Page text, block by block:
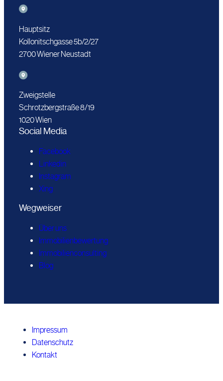
Hauptsitz
Kollonitschgasse 5b/2/27
2700 Wiener Neustadt
Zweigstelle
Schrotzbergstraße 8/19
1020 Wien
Social Media
Facebook
Linkedin
Instagram
Xing
Wegweiser
Über uns
Immobilienbewertung
Immobilienconsulting
Blog
Impressum
Datenschutz
Kontakt